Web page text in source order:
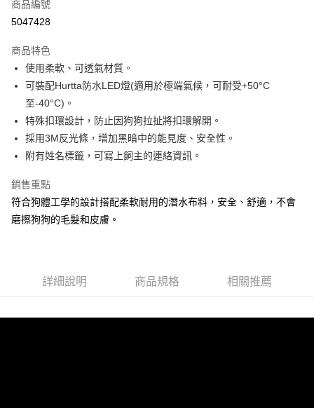
Google Pay
新竹貨運宅配
每筆NT$100，滿NT$1,000(含以上)免運費
祥億貨運
每筆NT$100，滿NT$1,000(含以上)免運費
離島宅配
香港 查看運費
商品編號
5047428
商品特色
使用柔軟、可透氣材質。
可裝配Hurtta防水LED燈(適用於極端氣候，可耐受+50°C
至-40°C)。
特殊扣環設計，防止因狗狗拉扯將扣環解開。
採用3M反光條，增加黑暗中的能見度、安全性。
附有姓名標籤，可寫上飼主的連絡資訊。
銷售重點
符合狗體工學的設計搭配柔軟耐用的潛水布料，安全、舒適，不會
磨擦狗狗的毛髮和皮膚。
詳細說明 商品規格 相關推薦